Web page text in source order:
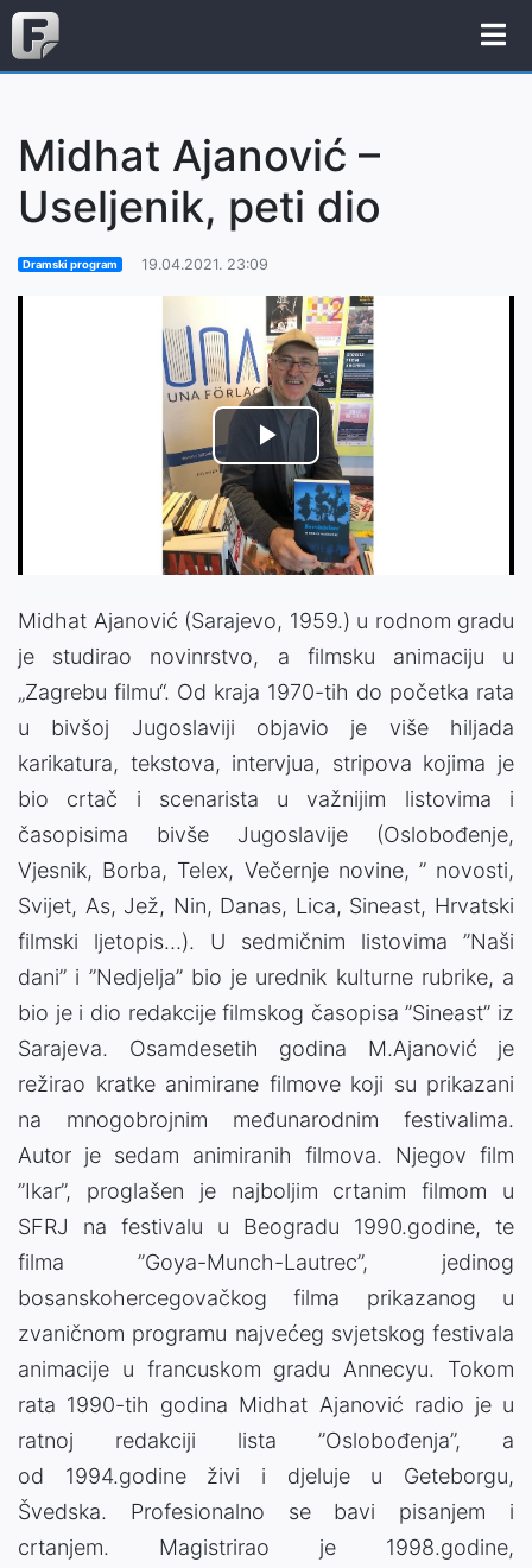
Midhat Ajanović –
Useljenik, peti dio
Dramski program 19.04.2021. 23:09
Play
Video
Midhat Ajanović (Sarajevo, 1959.) u rodnom gradu
je studirao novinrstvo, a filmsku animaciju u
„Zagrebu filmu“. Od kraja 1970-tih do početka rata
u bivšoj Jugoslaviji objavio je više hiljada
karikatura, tekstova, intervjua, stripova kojima je
bio crtač i scenarista u važnijim listovima i
časopisima bivše Jugoslavije (Oslobođenje,
Vjesnik, Borba, Telex, Večernje novine, ” novosti,
Svijet, As, Jež, Nin, Danas, Lica, Sineast, Hrvatski
filmski ljetopis…). U sedmičnim listovima ”Naši
dani” i ”Nedjelja” bio je urednik kulturne rubrike, a
bio je i dio redakcije filmskog časopisa ”Sineast” iz
Sarajeva. Osamdesetih godina M.Ajanović je
režirao kratke animirane filmove koji su prikazani
na mnogobrojnim međunarodnim festivalima.
Autor je sedam animiranih filmova. Njegov film
”Ikar”, proglašen je najboljim crtanim filmom u
SFRJ na festivalu u Beogradu 1990.godine, te
filma ”Goya-Munch-Lautrec”, jedinog
bosanskohercegovačkog filma prikazanog u
zvaničnom programu najvećeg svjetskog festivala
animacije u francuskom gradu Annecyu. Tokom
rata 1990-tih godina Midhat Ajanović radio je u
ratnoj redakciji lista ”Oslobođenja”, a
od 1994.godine živi i djeluje u Geteborgu,
Švedska. Profesionalno se bavi pisanjem i
crtanjem. Magistrirao je 1998.godine,